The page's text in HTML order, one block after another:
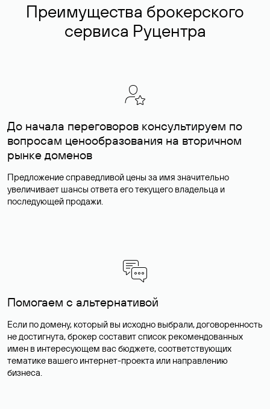
Преимущества брокерского
сервиса Руцентра
До начала переговоров консультируем по
вопросам ценообразования на вторичном
рынке доменов
Предложение справедливой цены за имя значительно
увеличивает шансы ответа его текущего владельца и
последующей продажи.
Помогаем с альтернативой
Если по домену, который вы исходно выбрали, договоренность
не достигнута, брокер составит список рекомендованных
имен в интересующем вас бюджете, соответствующих
тематике вашего интернет-проекта или направлению
бизнеса.